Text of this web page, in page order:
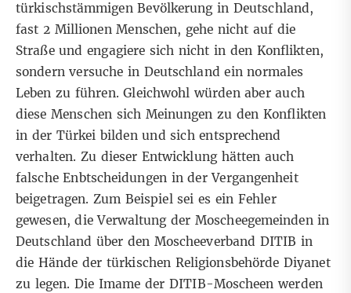
türkischstämmigen Bevölkerung in Deutschland,
fast 2 Millionen Menschen, gehe nicht auf die
Straße und engagiere sich nicht in den Konflikten,
sondern versuche in Deutschland ein normales
Leben zu führen. Gleichwohl würden aber auch
diese Menschen sich Meinungen zu den Konflikten
in der Türkei bilden und sich entsprechend
verhalten. Zu dieser Entwicklung hätten auch
falsche Enbtscheidungen in der Vergangenheit
beigetragen. Zum Beispiel sei es ein Fehler
gewesen, die Verwaltung der Moscheegemeinden in
Deutschland über den Moscheeverband DITIB in
die Hände der türkischen Religionsbehörde Diyanet
zu legen. Die Imame der DITIB-Moscheen werden